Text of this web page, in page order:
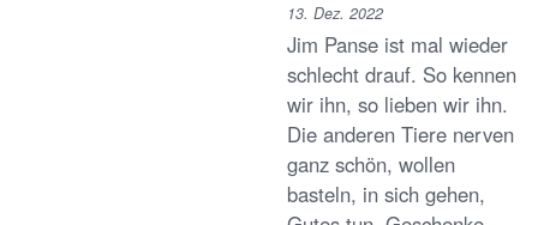
13. Dez. 2022
Jim Panse ist mal wieder
schlecht drauf. So kennen
wir ihn, so lieben wir ihn.
Die anderen Tiere nerven
ganz schön, wollen
basteln, in sich gehen,